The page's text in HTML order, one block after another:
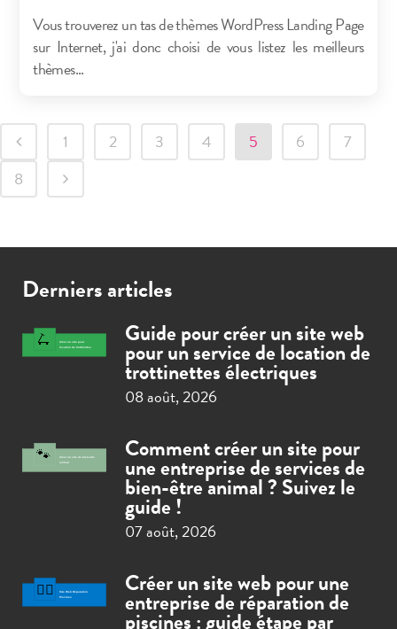
Vous trouverez un tas de thèmes WordPress Landing Page
sur Internet, j'ai donc choisi de vous listez les meilleurs
thèmes...
1 2 3 4 5 6
7
8
Derniers articles
Guide pour créer un site web
pour un service de location de
trottinettes électriques
08 août, 2026
Comment créer un site pour
une entreprise de services de
bien-être animal ? Suivez le
guide !
07 août, 2026
Créer un site web pour une
entreprise de réparation de
piscines : guide étape par